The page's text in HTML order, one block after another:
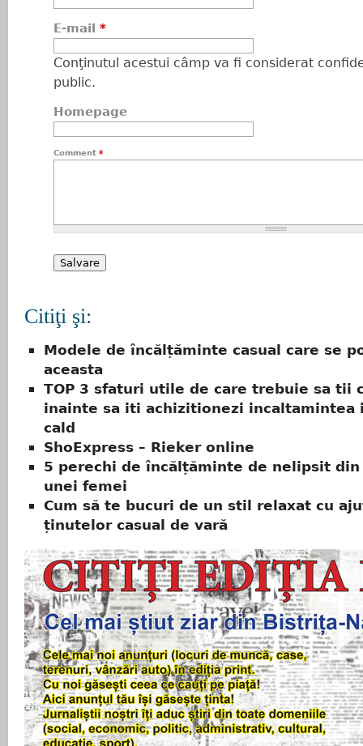
E-mail *
Conţinutul acestui câmp va fi considerat
public.
Homepage
Comment *
Citiţi şi:
Modele de încălțăminte casual care se
aceasta
TOP 3 sfaturi utile de care trebuie sa tii
inainte sa iti achizitionezi incaltamintea
cald
ShoExpress – Rieker online
5 perechi de încălțăminte de nelipsit din
unei femei
Cum să te bucuri de un stil relaxat cu
ținutelor casual de vară